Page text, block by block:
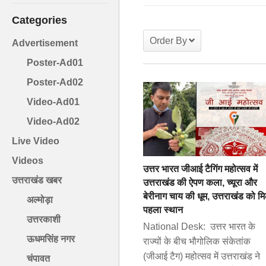
Categories
Advertisement
Poster-Ad01
Poster-Ad02
Video-Ad01
Video-Ad02
Live Video
Videos
उत्तराखंड खबर
अल्मोड़ा
उत्तरकाशी
ऊधमसिंह नगर
चंपावत
Order By
उत्तर भारत जीआई टैगिंग महोत्सव में
उत्तराखंड की ऐपण कला, च्यूरा और
बेरीनाग चाय की धूम, उत्तराखंड को
पहला स्थान
National Desk: उत्तर भारत के
राज्यों के बीच भौगोलिक संकेतांक
(जीआई टैग) महोत्सव में उत्तराखंड ने